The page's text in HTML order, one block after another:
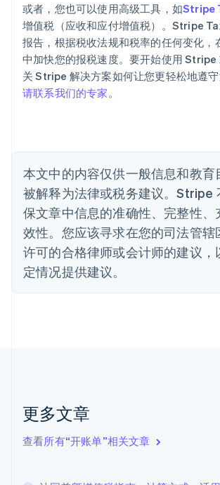
或者，您也可以使用高级工具，如Stripe
增值税（应收和应付增值税）。Stripe
报告，根据税收法规和税率的任何变化，
中加快您的报税速度。要开始使用 Stripe
关 Stripe 解决方案如何让您更轻松地遵守
请联系我们的专家。
本文中的内容仅供一般信息和教育
被解释为法律或税务建议。Stripe
保文章中信息的准确性、完整性、
效性。您应该寻求在您的司法管辖
许可的合格律师或会计师的建议，
定情况提供建议。
更多文章
查看所有“开账单”相关文章
爱沙尼亚
English
奥地利
Deutsch English
澳大利亚
English
巴西
比利时
波兰
English
丹麦
English
德国
Deutsch English
法国
FrançaisEnglish
芬兰
克罗地亚
EnglishItaliano
拉脱维亚
English